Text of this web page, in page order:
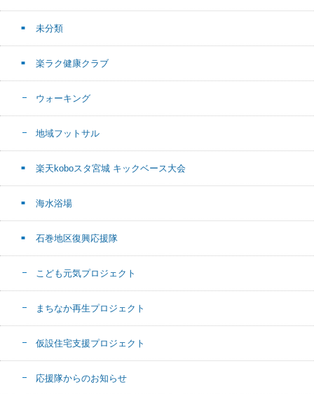
未分類
楽ラク健康クラブ
ウォーキング
地域フットサル
楽天koboスタ宮城 キックベース大会
海水浴場
石巻地区復興応援隊
こども元気プロジェクト
まちなか再生プロジェクト
仮設住宅支援プロジェクト
応援隊からのお知らせ